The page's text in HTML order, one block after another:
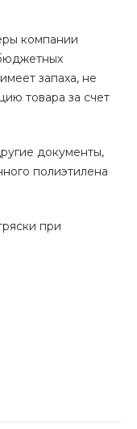
компании
запаха, не
товара за счет
документы,
полиэтилена
при